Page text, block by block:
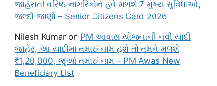
જાહેરાત! વરિષ્ઠ નાગરિકોને હવે મળશે 7 મુખ્ય સુવિધાઓ,
જલ્દી જાણો – Senior Citizens Card 2026
Nilesh Kumar on PM આવાસ યોજનાની નવી યાદી
જાહેર, આ યાદીમાં તમારું નામ હશે તો તમને મળશે
₹1,20,000, જુઓ તમારું નામ – PM Awas New
Beneficiary List